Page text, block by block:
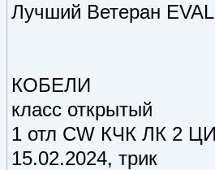
Лучший Ветеран
КОБЕЛИ
класс открытый
1 отл CW КЧК ЛК 2
15.02.2024, трик